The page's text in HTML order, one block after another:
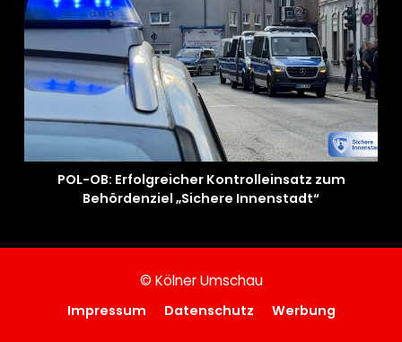
POL-OB: Erfolgreicher Kontrolleinsatz zum
Behördenziel „Sichere Innenstadt“
© Kölner Umschau
Impressum Datenschutz Werbung